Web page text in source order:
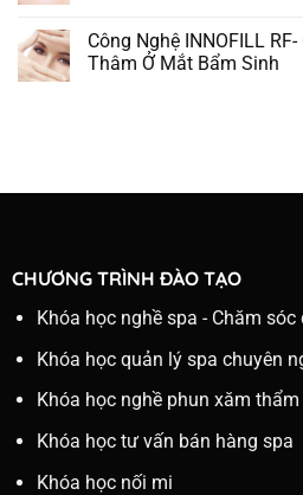
Công Nghệ INNOFILL
Thâm Ở Mắt Bẩm Sinh
CHƯƠNG TRÌNH ĐÀO TẠO
Khóa học nghề spa - Chăm sóc
Khóa học quản lý spa chuyên
Khóa học nghề phun xăm
Khóa học tư vấn bán hàng spa
Khóa học nối mi